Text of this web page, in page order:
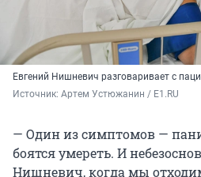
Евгений Нишневич разговаривает с
Источник: Артем Устюжанин / E1.RU
— Один из симптомов —
боятся умереть. И
Нишневич, когда мы